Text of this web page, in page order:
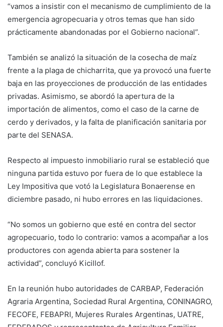
“vamos a insistir con el mecanismo de cumplimiento de la
emergencia agropecuaria y otros temas que han sido
prácticamente abandonadas por el Gobierno nacional”.
También se analizó la situación de la cosecha de maíz
frente a la plaga de chicharrita, que ya provocó una fuerte
baja en las proyecciones de producción de las entidades
privadas. Asimismo, se abordó la apertura de la
importación de alimentos, como el caso de la carne de
cerdo y derivados, y la falta de planificación sanitaria por
parte del SENASA.
Respecto al impuesto inmobiliario rural se estableció que
ninguna partida estuvo por fuera de lo que establece la
Ley Impositiva que votó la Legislatura Bonaerense en
diciembre pasado, ni hubo errores en las liquidaciones.
“No somos un gobierno que esté en contra del sector
agropecuario, todo lo contrario: vamos a acompañar a los
productores con agenda abierta para sostener la
actividad”, concluyó Kicillof.
En la reunión hubo autoridades de CARBAP, Federación
Agraria Argentina, Sociedad Rural Argentina, CONINAGRO,
FECOFE, FEBAPRI, Mujeres Rurales Argentinas, UATRE,